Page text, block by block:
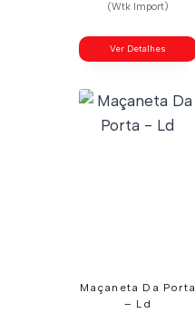
(Wtk Import)
Ver Detalhes
Maçaneta Da Porta
– Ld